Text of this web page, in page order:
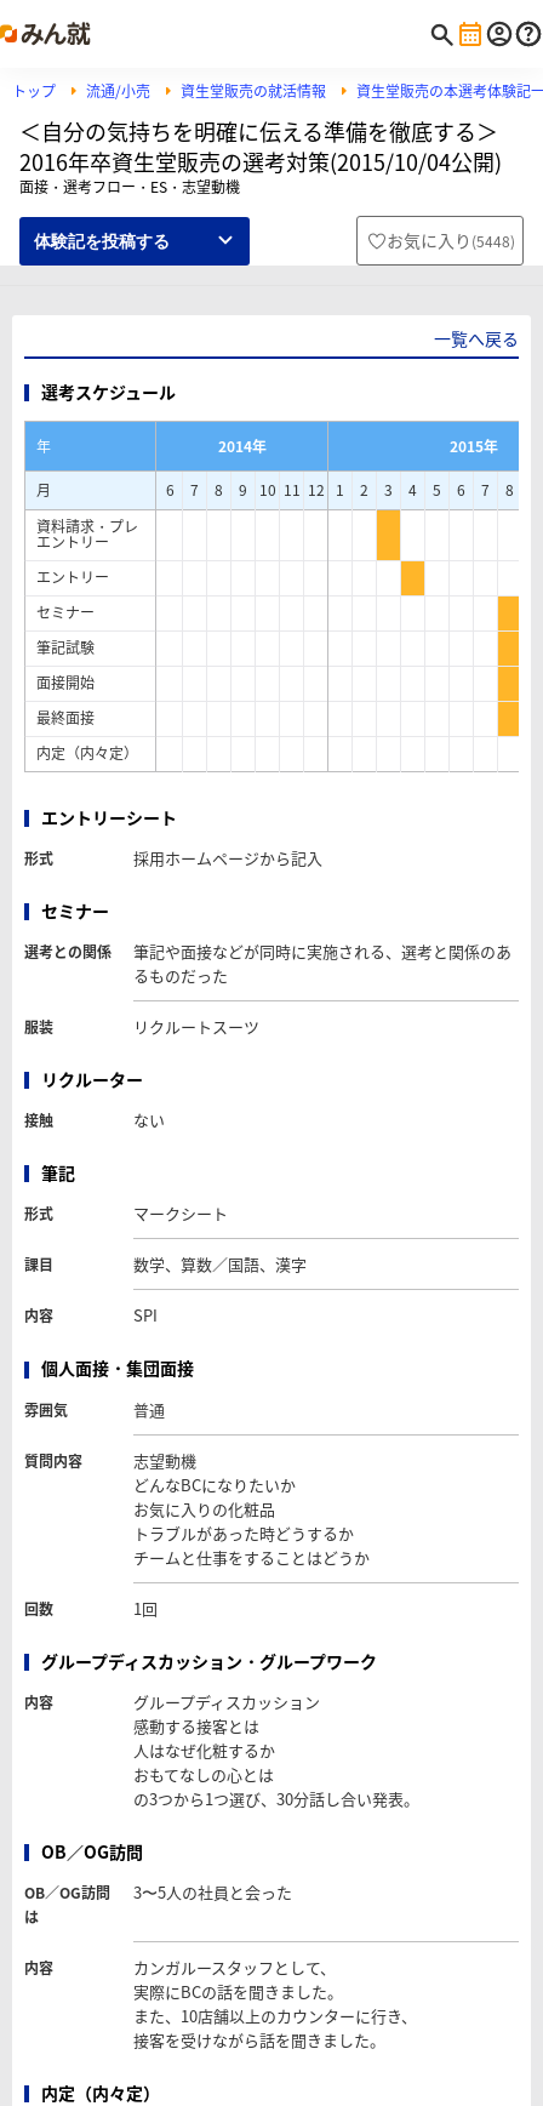
トップ 流通/小売 資生堂販売の就活情報 資生堂販売の本選考体験記
＜自分の気持ちを明確に伝える準備を徹底する＞
2016年卒資生堂販売の選考対策(2015/10/04公開)
面接・選考フロー・ES・志望動機
体験記を投稿する お気に入り (5448)
一覧へ戻る
選考スケジュール
年 2014年
2015年
月
6 7 8 9 10 11 12 1 2 3 4 5 6 7 8
資料請求・プレ
エントリー
エントリー
セミナー
筆記試験
面接開始
最終面接
内定（内々定）
エントリーシート
形式 採用ホームページから記入
セミナー
選考との関係
筆記や面接などが同時に実施される、選考と関係のあ
るものだった
服装 リクルートスーツ
リクルーター
接触 ない
筆記
形式 マークシート
課目 数学、算数／国語、漢字
内容 SPI
個人面接・集団面接
雰囲気 普通
質問内容
志望動機
どんなBCになりたいか
お気に入りの化粧品
トラブルがあった時どうするか
チームと仕事をすることはどうか
回数 1回
グループディスカッション・グループワーク
内容
グループディスカッション
感動する接客とは
人はなぜ化粧するか
おもてなしの心とは
の3つから1つ選び、30分話し合い発表。
OB／OG訪問
OB／OG訪問
は
3〜5人の社員と会った
内容
カンガルースタッフとして、
実際にBCの話を聞きました。
また、10店舗以上のカウンターに行き、
接客を受けながら話を聞きました。
内定（内々定）